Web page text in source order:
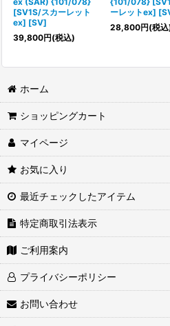
[SV1S/スカーレット
ex] [SV]
39,800円(税込)
ーレットex]
28,800円(税
ホーム
ショッピングカート
マイページ
お気に入り
最近チェックしたアイテム
特定商取引法表示
ご利用案内
プライバシーポリシー
お問い合わせ